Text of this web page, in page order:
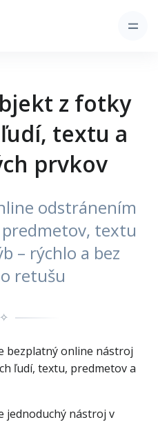
z fotky
textu a
prvkov
odstránením
textu
– rýchlo a bez
retušu
✧
bezplatný online nástroj
ľudí, textu, predmetov a
jednoduchý nástroj v